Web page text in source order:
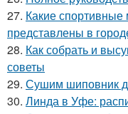
27. Какие
представлены в
28. Как собрать и
советы
29. Сушим шиповник
30. Линда в Уфе: